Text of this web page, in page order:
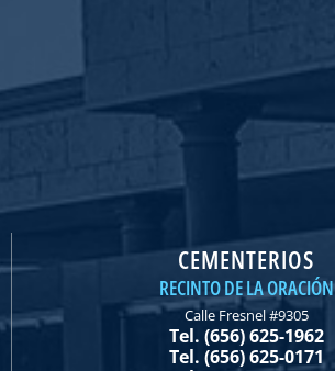
CEMENTERIOS
RECINTO DE LA ORACIÓN
Calle Fresnel #9305
Tel. (656) 625-1962
Tel. (656) 625-0171